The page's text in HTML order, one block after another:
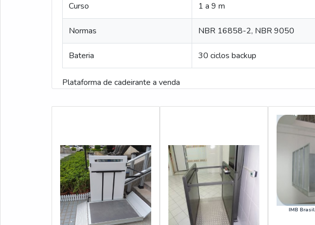
Curso 1 a 9 m
Normas NBR 16858-2, NBR 9050
Bateria 30 ciclos backup
Plataforma de cadeirante a venda
IMB Brasil